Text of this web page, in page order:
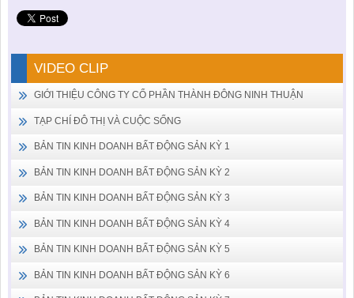
VIDEO CLIP
GIỚI THIỆU CÔNG TY CỔ PHẦN THÀNH ĐÔNG NINH THUẬN
TẠP CHÍ ĐÔ THỊ VÀ CUỘC SỐNG
BẢN TIN KINH DOANH BẤT ĐỘNG SẢN KỲ 1
BẢN TIN KINH DOANH BẤT ĐỘNG SẢN KỲ 2
BẢN TIN KINH DOANH BẤT ĐỘNG SẢN KỲ 3
BẢN TIN KINH DOANH BẤT ĐỘNG SẢN KỲ 4
BẢN TIN KINH DOANH BẤT ĐỘNG SẢN KỲ 5
BẢN TIN KINH DOANH BẤT ĐỘNG SẢN KỲ 6